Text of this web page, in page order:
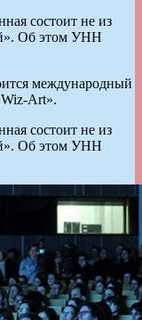
состоит не из
Об этом УНН
международный
Art».
состоит не из
Об этом УНН